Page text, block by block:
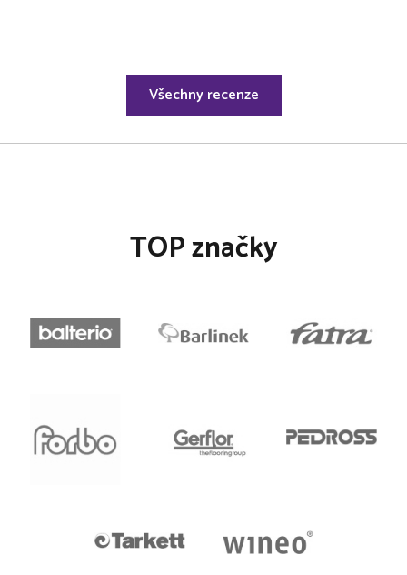
Všechny recenze
TOP značky